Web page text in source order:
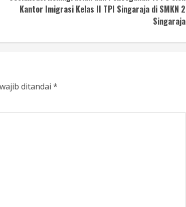
Kantor Imigrasi Kelas II TPI Singaraja di SMKN 2
Singaraja
ditandai *